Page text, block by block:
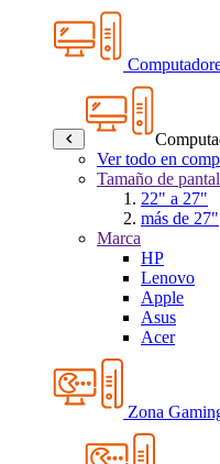
Ver todo en
Tamaño de
22" a 27"
más de 27"
Marca
HP
Lenovo
Apple
Asus
Acer
Zona